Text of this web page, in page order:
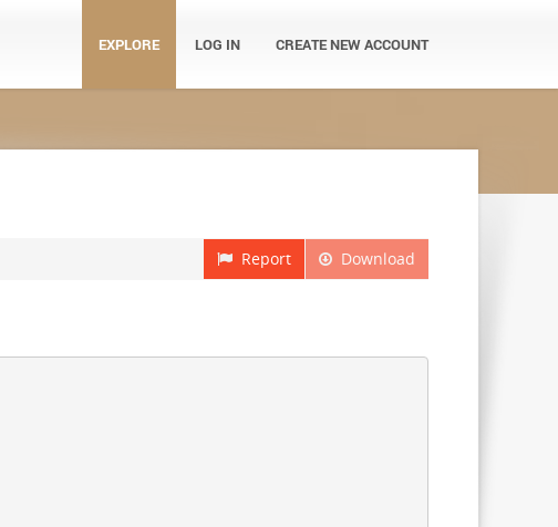
EXPLORE LOG IN CREATE NEW ACCOUNT
Download
Report